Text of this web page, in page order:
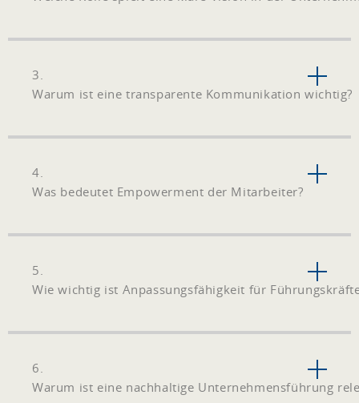
3.
Warum ist eine transparente Kommunikation wichtig?
4.
Was bedeutet Empowerment der Mitarbeiter?
5.
Wie wichtig ist Anpassungsfähigkeit für
6.
Warum ist eine nachhaltige Unternehmensführung